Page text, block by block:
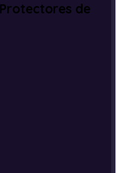
de